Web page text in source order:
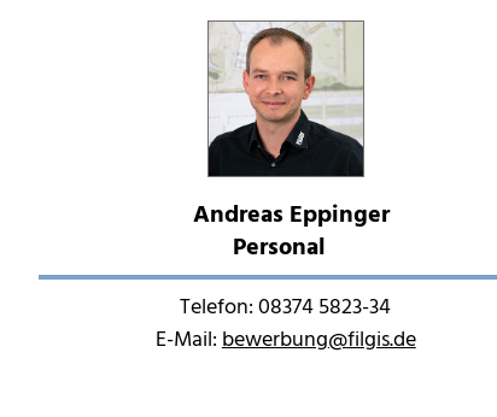
Andreas Eppinger
Personal
Telefon: 08374 5823-34
E-Mail:bewerbung@filgis.de